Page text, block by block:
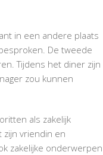
in een andere plaats
De tweede
Tijdens het diner zijn
zou kunnen
als zakelijk
vriendin en
zakelijke onderwerpen